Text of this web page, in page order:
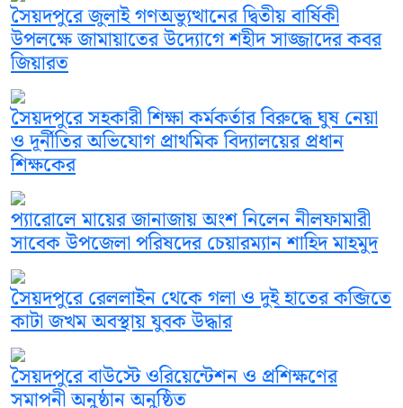
সৈয়দপুরে জুলাই গণঅভ্যুত্থানের দ্বিতীয় বার্ষিকী
উপলক্ষে জামায়াতের উদ্যোগে শহীদ সাজ্জাদের কবর
জিয়ারত
সৈয়দপুরে সহকারী শিক্ষা কর্মকর্তার বিরুদ্ধে ঘুষ নেয়া
ও দূর্নীতির অভিযোগ প্রাথমিক বিদ্যালয়ের প্রধান
শিক্ষকের
প্যারোলে মায়ের জানাজায় অংশ নিলেন নীলফামারী
সাবেক উপজেলা পরিষদের চেয়ারম্যান শাহিদ মাহমুদ
সৈয়দপুরে রেললাইন থেকে গলা ও দুই হাতের কব্জিতে
কাটা জখম অবস্থায় যুবক উদ্ধার
সৈয়দপুরে বাউস্টে ওরিয়েন্টেশন ও প্রশিক্ষণের
সমাপনী অনুষ্ঠান অনুষ্ঠিত